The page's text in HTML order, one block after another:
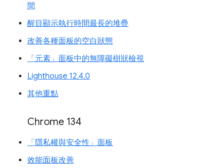
間
醒目顯示執行時間最長的堆疊
改善各種面板的空白狀態
「元素」面板中的無障礙樹狀檢視
Lighthouse 12.4.0
其他重點
Chrome 134
「隱私權與安全性」面板
效能面板改善